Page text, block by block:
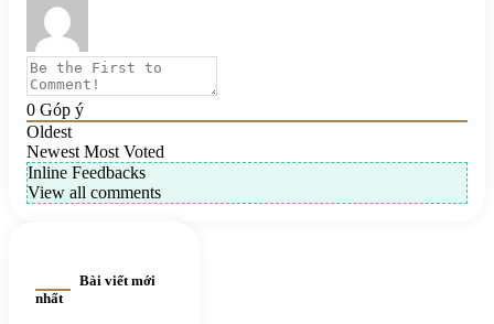
0 Góp ý
Oldest
Newest Most Voted
Inline Feedbacks
View all comments
Bài viết mới
nhất